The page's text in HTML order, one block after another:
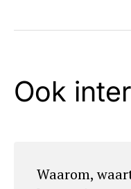
Ook
Waarom,